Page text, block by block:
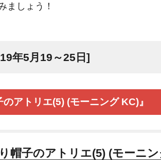
ましょう！
年5月19～25日]
アトリエ(5) (モーニング KC)』
帽子のアトリエ(5) (モーニ